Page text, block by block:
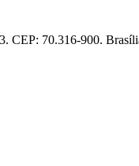
CEP: 70.316-900.